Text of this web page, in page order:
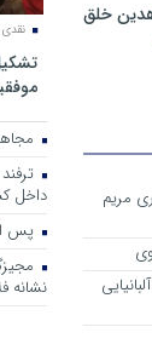
خلق
مریم
داخل
پس
نشانه